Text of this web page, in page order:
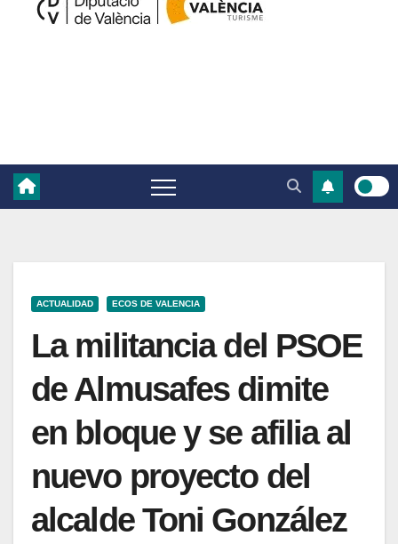
ACTUALIDAD ECOS DE VALENCIA
La militancia del PSOE
de Almusafes dimite
en bloque y se afilia al
nuevo proyecto del
alcalde Toni González